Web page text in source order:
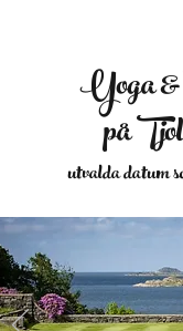
Yoga
på
utvalda datum